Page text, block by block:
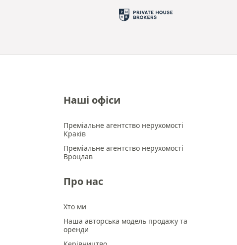
Наші офіси
Преміальне агентство нерухомості
Краків
Преміальне агентство нерухомості
Вроцлав
Про нас
Хто ми
Наша авторська модель продажу та
оренди